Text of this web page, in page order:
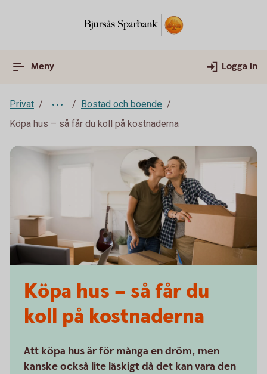
Meny Logga in
Privat
Bostad och boende
Köpa hus – så får du koll på kostnaderna
Köpa hus – så får du
koll på kostnaderna
Att köpa hus är för många en dröm, men
kanske också lite läskigt då det kan vara den